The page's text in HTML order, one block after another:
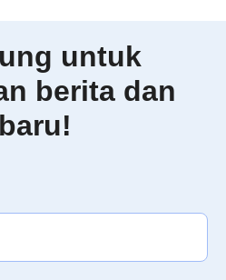
untuk
berita dan